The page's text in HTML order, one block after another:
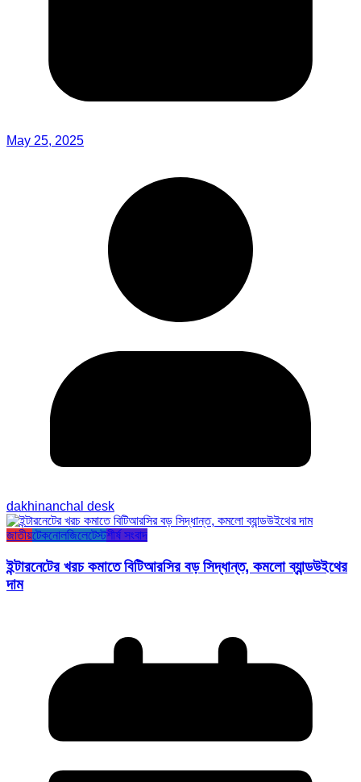
May 25, 2025
dakhinanchal desk
জাতীয়টেকনোলজিলেটেস্টশীর্ষ সংবাদ
ইন্টারনেটের খরচ কমাতে বিটিআরসির বড় সিদ্ধান্ত, কমলো ব্যান্ডউইথের
দাম